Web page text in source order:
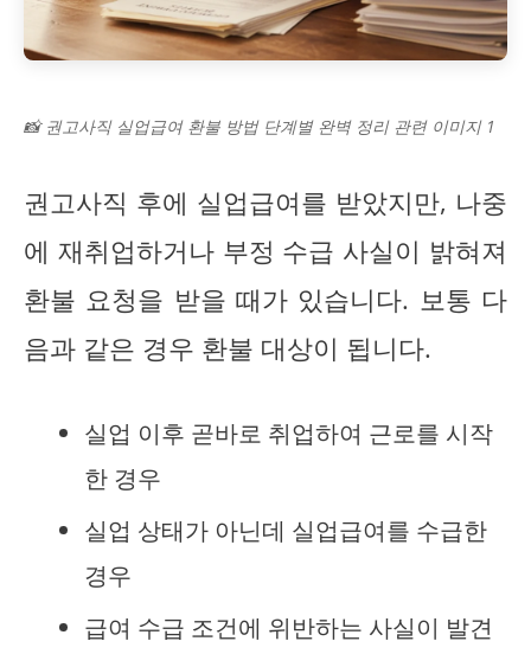
📸 권고사직 실업급여 환불 방법 단계별 완벽 정리 관련 이미지 1
권고사직 후에 실업급여를 받았지만, 나중
에 재취업하거나 부정 수급 사실이 밝혀져
환불 요청을 받을 때가 있습니다. 보통 다
음과 같은 경우 환불 대상이 됩니다.
실업 이후 곧바로 취업하여 근로를 시작
한 경우
실업 상태가 아닌데 실업급여를 수급한
경우
급여 수급 조건에 위반하는 사실이 발견